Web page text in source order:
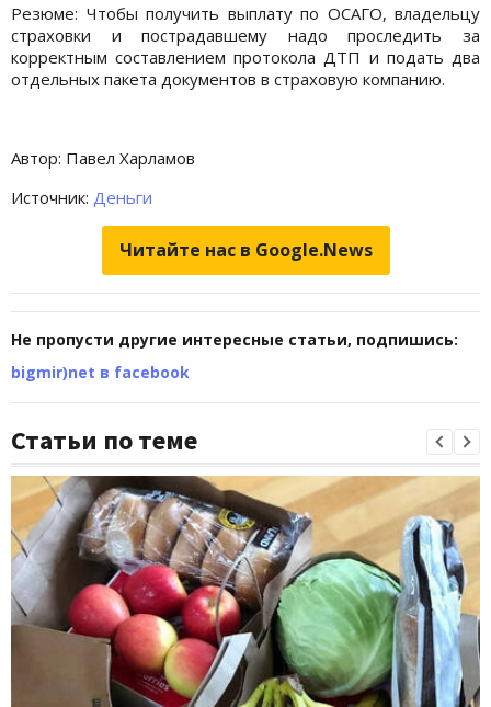
Резюме: Чтобы получить выплату по ОСАГО, владельцу
страховки и пострадавшему надо проследить за
корректным составлением протокола ДТП и подать два
отдельных пакета документов в страховую компанию.
Автор: Павел Харламов
Источник: Деньги
Читайте нас в Google.News
Не пропусти другие интересные статьи, подпишись:
bigmir)net в facebook
Статьи по теме